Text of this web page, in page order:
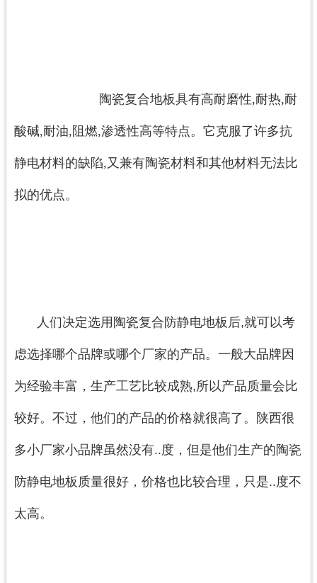
酸碱,耐油,阻燃,渗透性高等特点。它克服了许多抗
静电材料的缺陷,又兼有陶瓷材料和其他材料无法比
拟的优点。
人们决定选用陶瓷复合防静电地板后,就可以考
虑选择哪个品牌或哪个厂家的产品。一般大品牌因
为经验丰富，生产工艺比较成熟,所以产品质量会比
较好。不过，他们的产品的价格就很高了。陕西很
多小厂家小品牌虽然没有..度，但是他们生产的陶瓷
防静电地板质量很好，价格也比较合理，只是..度不
太高。